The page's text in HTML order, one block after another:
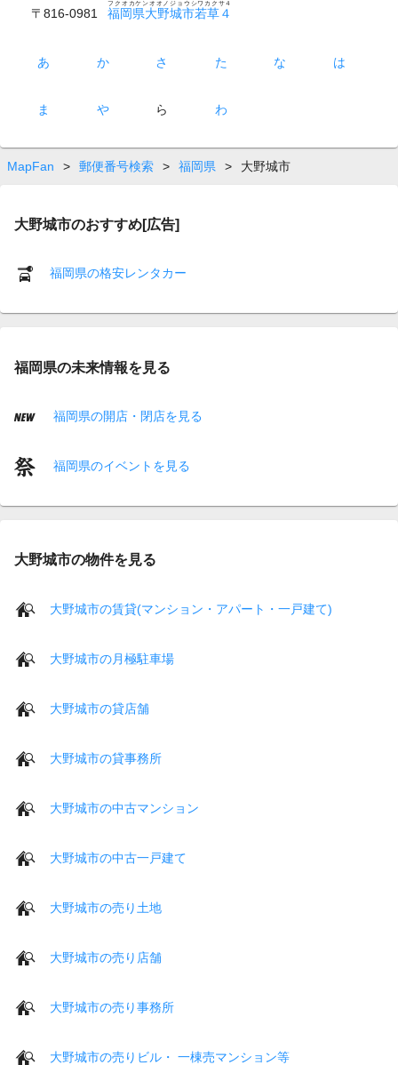
〒816-0981 福岡県大野城市若草４
フクオカケンオオノジョウシワカクサ４
あ か さ た な は
ま や ら わ
MapFan > 郵便番号検索 > 福岡県 > 大野城市
大野城市のおすすめ[広告]
福岡県の格安レンタカー
福岡県の未来情報を見る
福岡県の開店・閉店を見る
福岡県のイベントを見る
大野城市の物件を見る
大野城市の賃貸(マンション・アパート・一戸建て)
大野城市の月極駐車場
大野城市の貸店舗
大野城市の貸事務所
大野城市の中古マンション
大野城市の中古一戸建て
大野城市の売り土地
大野城市の売り店舗
大野城市の売り事務所
大野城市の売りビル・ 一棟売マンション等